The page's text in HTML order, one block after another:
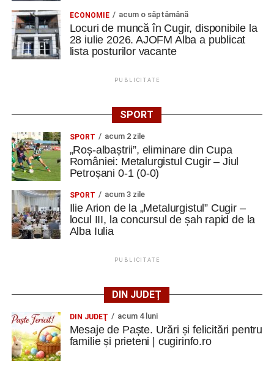
ECONOMIE acum o săptămână
Locuri de muncă în Cugir, disponibile la
28 iulie 2026. AJOFM Alba a publicat
lista posturilor vacante
PUBLICITATE
SPORT
SPORT acum 2 zile
„Roș-albaștrii”, eliminare din Cupa
României: Metalurgistul Cugir – Jiul
Petroșani 0-1 (0-0)
SPORT acum 3 zile
Ilie Arion de la „Metalurgistul” Cugir –
locul III, la concursul de șah rapid de la
Alba Iulia
PUBLICITATE
DIN JUDEȚ
DIN JUDEŢ acum 4 luni
Mesaje de Paște. Urări și felicitări pentru
familie și prieteni | cugirinfo.ro